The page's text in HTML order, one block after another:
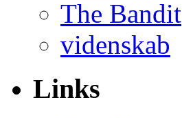
The Bandit
videnskab
Links